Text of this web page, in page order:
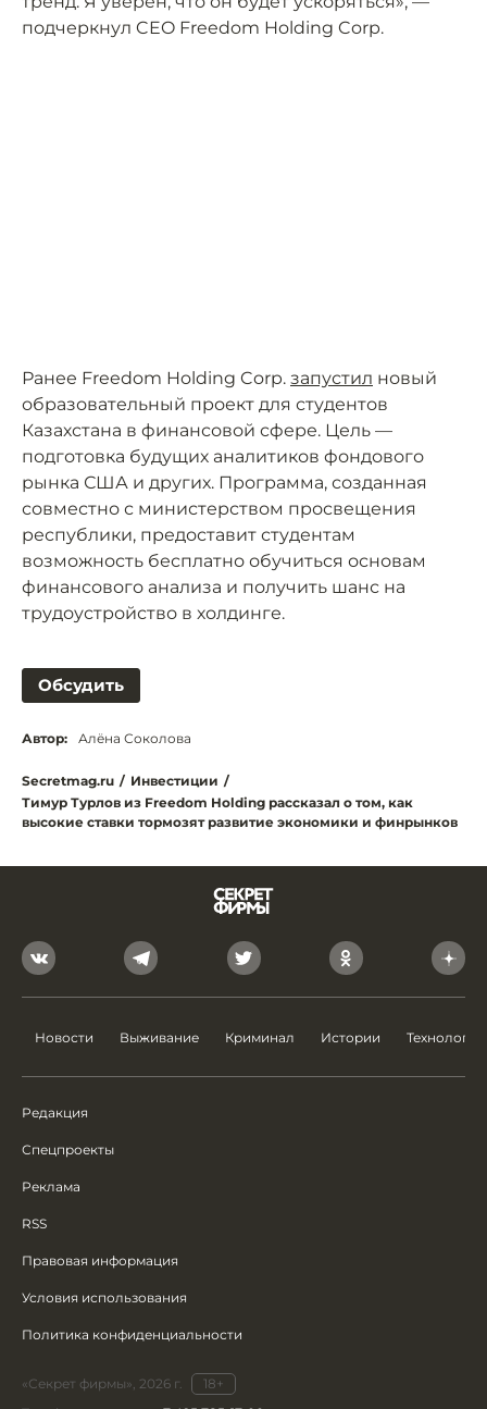
подчеркнул CEO Freedom Holding Corp.
Ранее Freedom Holding Corp. запустил новый
образовательный проект для студентов
Казахстана в финансовой сфере. Цель —
подготовка будущих аналитиков фондового
рынка США и других. Программа, созданная
совместно с министерством просвещения
республики, предоставит студентам
возможность бесплатно обучиться основам
финансового анализа и получить шанс на
трудоустройство в холдинге.
Обсудить
Автор: Алёна Соколова
Secretmag.ru / Инвестиции /
Тимур Турлов из Freedom Holding рассказал о том, как
высокие ставки тормозят развитие экономики и финрынков
Новости Выживание Криминал Истории Технологии
Редакция
Спецпроекты
Реклама
RSS
Правовая информация
Условия использования
Политика конфиденциальности
«Секрет фирмы», 2026 г.
18+